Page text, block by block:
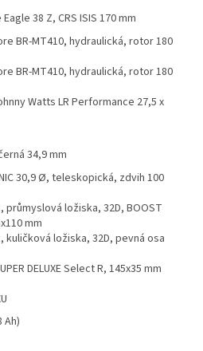
38 Z, CRS ISIS 170 mm
BR-MT410, hydraulická, rotor 180
BR-MT410, hydraulická, rotor 180
Watts LR Performance 27,5 x
34,9 mm
30,9 Ø, teleskopická, zdvih 100
průmyslová ložiska, 32D, BOOST
mm
kuličková ložiska, 32D, pevná osa
DELUXE Select R, 145x35 mm
Ah)